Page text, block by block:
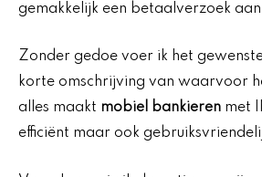
gemakkelijk een betaalverzoek
Zonder gedoe voer ik het
korte omschrijving van waarvoor
alles maakt mobiel bankieren met
efficiënt maar ook